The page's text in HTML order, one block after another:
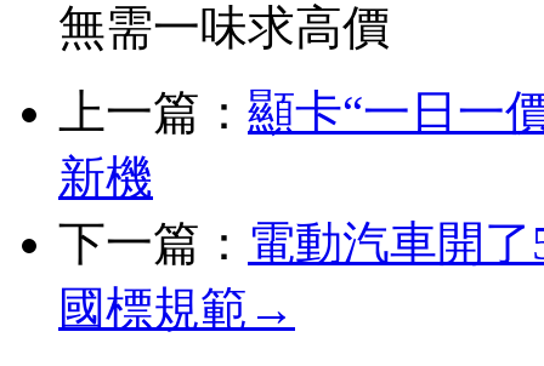
無需一味求高價
上一篇： 顯卡“一日一
新機
下一篇： 電動汽車開
國標規範→